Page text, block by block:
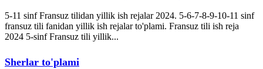
5-11 sinf Fransuz tilidan yillik ish rejalar 2024. 5-6-7-8-9-10-11 sinf
fransuz tili fanidan yillik ish rejalar to'plami. Fransuz tili ish reja
2024 5-sinf Fransuz tili yillik...
Sherlar to'plami